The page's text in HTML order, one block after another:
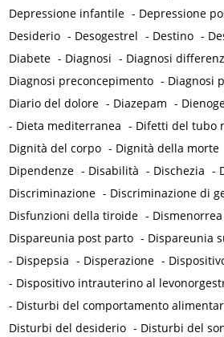
Depressione infantile - Depressione
Desiderio - Desogestrel - Destino -
Diabete - Diagnosi - Diagnosi
Diagnosi preconcepimento - Diagnosi
Diario del dolore - Diazepam -
- Dieta mediterranea - Difetti del tubo
Dignità del corpo - Dignità della morte
Dipendenze - Disabilità - Dischezia -
Discriminazione - Discriminazione di
Disfunzioni della tiroide -
Dispareunia post parto - Dispareunia
- Dispepsia - Disperazione -
- Dispositivo intrauterino al
- Disturbi del comportamento
Disturbi del desiderio - Disturbi del